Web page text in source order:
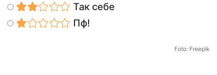
Так себе
Пф!
Foto: Freepik